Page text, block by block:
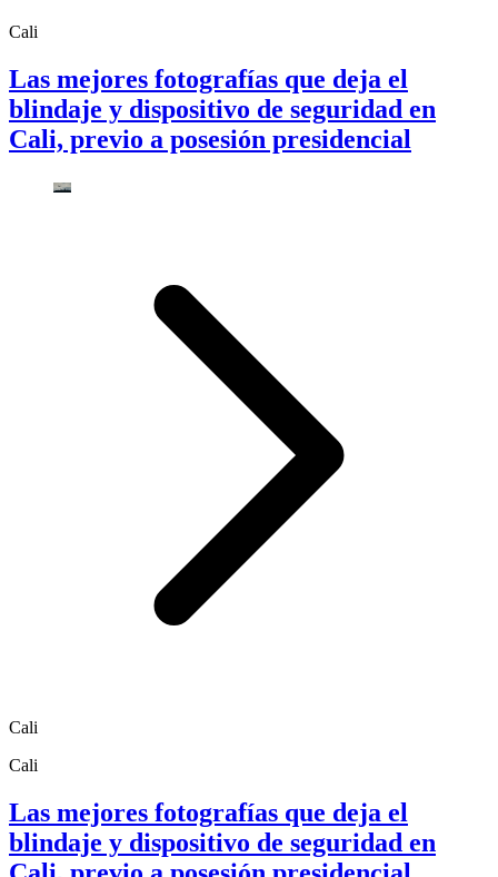
Cali
Las mejores fotografías que deja el
blindaje y dispositivo de seguridad en
Cali, previo a posesión presidencial
Cali
Cali
Las mejores fotografías que deja el
blindaje y dispositivo de seguridad en